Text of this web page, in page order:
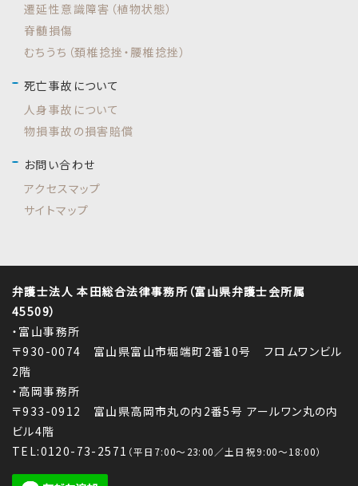
遷延性意識障害（植物状態）
脊髄損傷
むちうち（頚椎捻挫・腰椎捻挫）
死亡事故について
人身事故について
物損事故の損害賠償
お問い合わせ
アクセスマップ
サイトマップ
弁護士法人 本田総合法律事務所（富山県弁護士会所属
45509）
・富山事務所
〒930-0074 富山県富山市堀端町2番10号 フロムワンビル
2階
・高岡事務所
〒933-0912 富山県高岡市丸の内2番5号 アールワン丸の内
ビル4階
TEL:0120-73-2571 （平日7:00～23:00／土日祝9:00～18:00）